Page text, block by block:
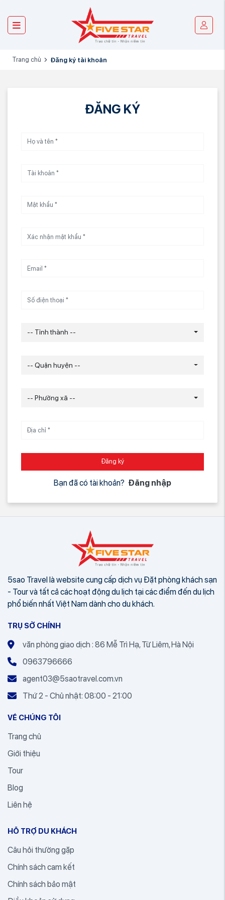
Trang chủ Đăng ký tài khoản
ĐĂNG KÝ
-- Tỉnh thành --
-- Quận huyện --
-- Phường xã --
Đăng ký
Bạn đã có tài khoản? Đăng nhập
5sao Travel là website cung cấp dịch vụ Đặt phòng khách sạn
- Tour và tất cả các hoạt động du lịch tại các điểm đến du lịch
phổ biến nhất Việt Nam dành cho du khách.
TRỤ SỞ CHÍNH
văn phòng giao dịch : 86 Mễ Trì Hạ, Từ Liêm, Hà Nội
0963796666
agent03@5saotravel.com.vn
Thứ 2 - Chủ nhật: 08:00 - 21:00
VỀ CHÚNG TÔI
Trang chủ
Giới thiệu
Tour
Blog
Liên hệ
HỖ TRỢ DU KHÁCH
Câu hỏi thường gặp
Chính sách cam kết
Chính sách bảo mật